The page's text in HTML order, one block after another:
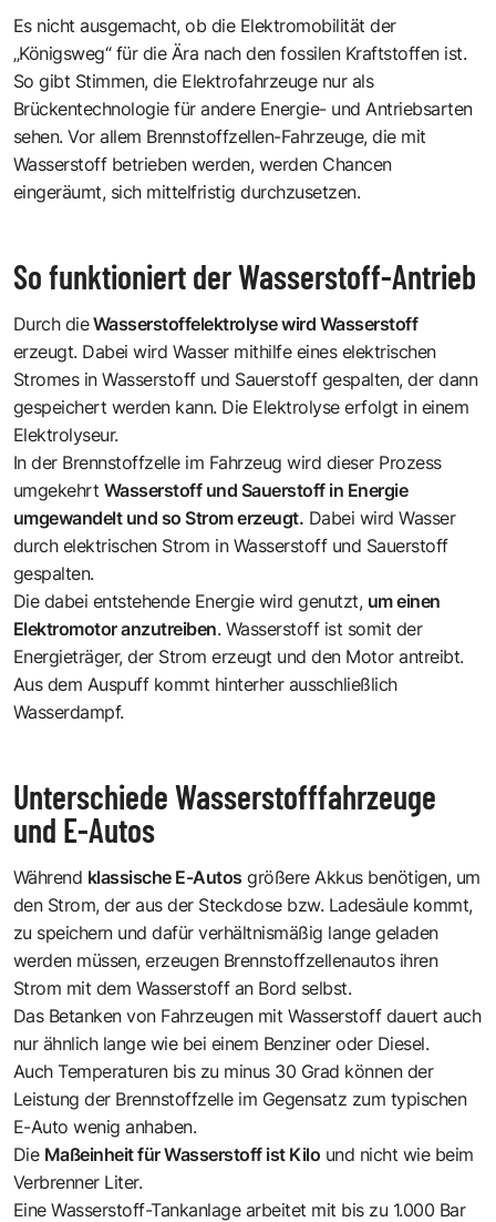
Es nicht ausgemacht, ob die Elektromobilität der
„Königsweg“ für die Ära nach den fossilen Kraftstoffen ist.
So gibt Stimmen, die Elektrofahrzeuge nur als
Brückentechnologie für andere Energie- und Antriebsarten
sehen. Vor allem Brennstoffzellen-Fahrzeuge, die mit
Wasserstoff betrieben werden, werden Chancen
eingeräumt, sich mittelfristig durchzusetzen.
So funktioniert der Wasserstoff-Antrieb
Durch dieWasserstoffelektrolyse wird Wasserstoff
erzeugt. Dabei wird Wasser mithilfe eines elektrischen
Stromes in Wasserstoff und Sauerstoff gespalten, der dann
gespeichert werden kann. Die Elektrolyse erfolgt in einem
Elektrolyseur.
In der Brennstoffzelle im Fahrzeug wird dieser Prozess
umgekehrt Wasserstoff und Sauerstoff in Energie
umgewandelt und so Strom erzeugt. Dabei wird Wasser
durch elektrischen Strom in Wasserstoff und Sauerstoff
gespalten.
Die dabei entstehende Energie wird genutzt, um einen
Elektromotor anzutreiben. Wasserstoff ist somit der
Energieträger, der Strom erzeugt und den Motor antreibt.
Aus dem Auspuff kommt hinterher ausschließlich
Wasserdampf.
Unterschiede Wasserstofffahrzeuge
und E-Autos
Während klassische E-Autos größere Akkus benötigen, um
den Strom, der aus der Steckdose bzw. Ladesäule kommt,
zu speichern und dafür verhältnismäßig lange geladen
werden müssen, erzeugen Brennstoffzellenautos ihren
Strom mit dem Wasserstoff an Bord selbst.
Das Betanken von Fahrzeugen mit Wasserstoff dauert auch
nur ähnlich lange wie bei einem Benziner oder Diesel.
Auch Temperaturen bis zu minus 30 Grad können der
Leistung der Brennstoffzelle im Gegensatz zum typischen
E-Auto wenig anhaben.
Die Maßeinheit für Wasserstoff ist Kilo und nicht wie beim
Verbrenner Liter.
Eine Wasserstoff-Tankanlage arbeitet mit bis zu 1.000 Bar